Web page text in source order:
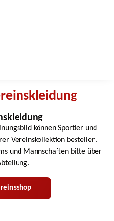
können Sportler und
Vereinskollektion bestellen.
und Mannschaften bitte über